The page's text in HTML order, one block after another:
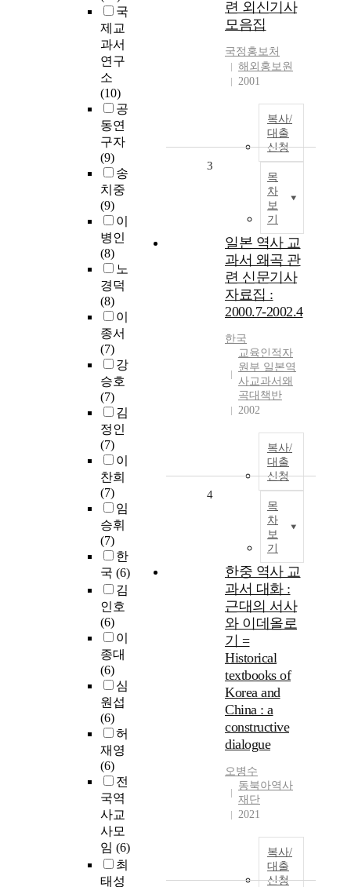
국
제교
과서
연구
소
(10)
공
동연
구자
(9)
송
치중
(9)
이
병인
(8)
노
경덕
(8)
이
종서
(7)
강
승호
(7)
김
정인
(7)
이
찬희
(7)
임
승휘
(7)
한
국 (6)
김
인호
(6)
이
종대
(6)
심
원섭
(6)
허
재영
(6)
전
국역
사교
사모
임 (6)
최
태성
련 외신기사
모음집
국정홍보처
해외홍보원
2001
복사/
대출
신청
목
차
보
기
3
일본 역사 교
과서 왜곡 관
련 신문기사
자료집 :
2000.7-2002.4
한국
교육인적자
원부 일본역
사교과서왜
곡대책반
2002
복사/
대출
신청
목
차
보
기
4
한중 역사 교
과서 대화 :
근대의 서사
와 이데올로
기 =
Historical
textbooks of
Korea and
China : a
constructive
dialogue
오병수
동북아역사
재단
2021
복사/
대출
신청